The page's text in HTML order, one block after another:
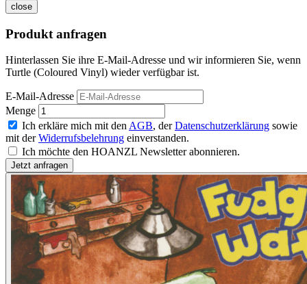
close
Produkt anfragen
Hinterlassen Sie ihre E-Mail-Adresse und wir informieren Sie, wenn
Turtle (Coloured Vinyl) wieder verfügbar ist.
E-Mail-Adresse
Menge
Ich erkläre mich mit den AGB, derDatenschutzerklärung sowie
mit derWiderrufsbelehrung einverstanden.
Ich möchte den HOANZL Newsletter abonnieren.